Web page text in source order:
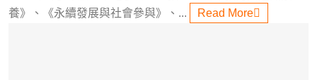
養》、《永續發展與社會參與》、...
Read More